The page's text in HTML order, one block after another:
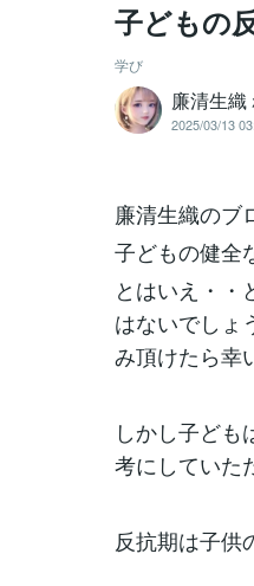
子どもの
学び
廉清生織
2025/03/13
廉清生織のブ
子どもの健全
とはいえ・・
はないでしょ
み頂けたら幸
しかし子ど
考にしていた
反抗期は子供